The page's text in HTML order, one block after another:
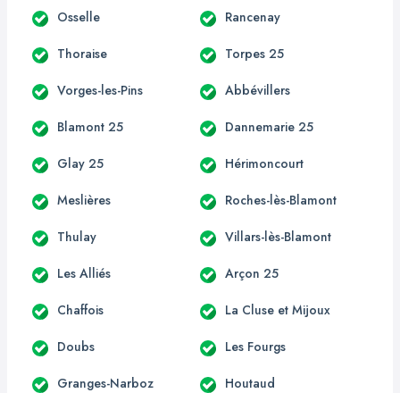
Osselle Rancenay
Thoraise Torpes 25
Vorges-les-Pins Abbévillers
Blamont 25 Dannemarie 25
Glay 25 Hérimoncourt
Meslières Roches-lès-Blamont
Thulay Villars-lès-Blamont
Les Alliés Arçon 25
Chaffois La Cluse et Mijoux
Doubs Les Fourgs
Granges-Narboz Houtaud